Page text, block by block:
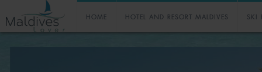
HOME HOTEL AND RESORT MALDIVES SKI